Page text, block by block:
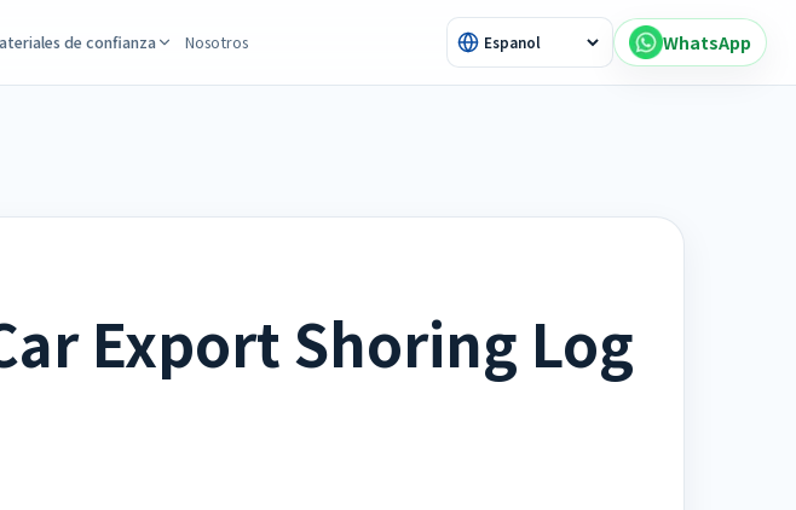
de confianza Nosotros WhatsApp
Export Shoring Log